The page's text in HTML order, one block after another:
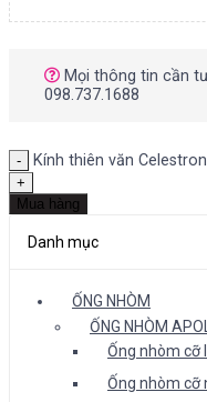
Mọi thông tin cần
098.737.1688
Kính thiên văn
Mua hàng
Danh mục
ỐNG NHÒM
ỐNG NHÒM
Ống nhòm cỡ
Ống nhòm cỡ